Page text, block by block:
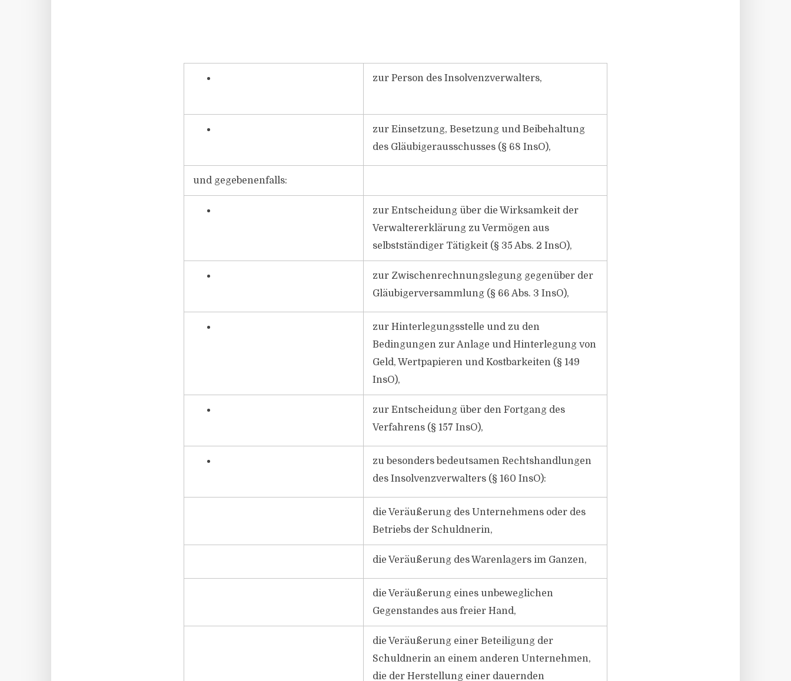
zur Person des Insolvenzverwalters,
zur Einsetzung, Besetzung und Beibehaltung
des Gläubigerausschusses (§ 68 InsO),
und gegebenenfalls:
zur Entscheidung über die Wirksamkeit der
Verwaltererklärung zu Vermögen aus
selbstständiger Tätigkeit (§ 35 Abs. 2 InsO),
zur Zwischenrechnungslegung gegenüber der
Gläubigerversammlung (§ 66 Abs. 3 InsO),
zur Hinterlegungsstelle und zu den
Bedingungen zur Anlage und Hinterlegung von
Geld, Wertpapieren und Kostbarkeiten (§ 149
InsO),
zur Entscheidung über den Fortgang des
Verfahrens (§ 157 InsO),
zu besonders bedeutsamen Rechtshandlungen
des Insolvenzverwalters (§ 160 InsO):
die Veräußerung des Unternehmens oder des
Betriebs der Schuldnerin,
die Veräußerung des Warenlagers im Ganzen,
die Veräußerung eines unbeweglichen
Gegenstandes aus freier Hand,
die Veräußerung einer Beteiligung der
Schuldnerin an einem anderen Unternehmen,
die der Herstellung einer dauernden